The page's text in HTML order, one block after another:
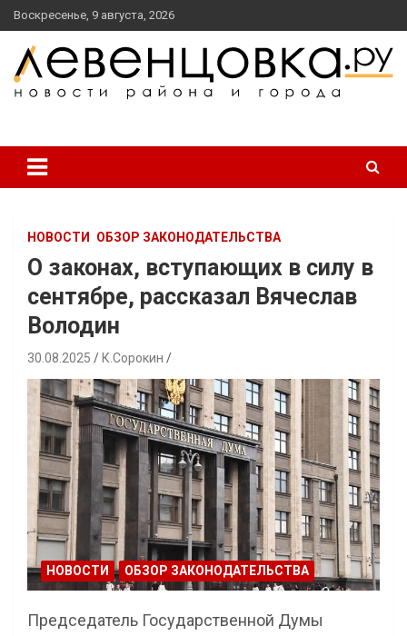
перейти
к
содержанию
Воскресенье, 9 августа, 2026
НОВОСТИ ОБЗОР ЗАКОНОДАТЕЛЬСТВА
О законах, вступающих в силу в
сентябре, рассказал Вячеслав
Володин
30.08.2025 К.Сорокин
НОВОСТИ ОБЗОР ЗАКОНОДАТЕЛЬСТВА
Председатель Государственной Думы